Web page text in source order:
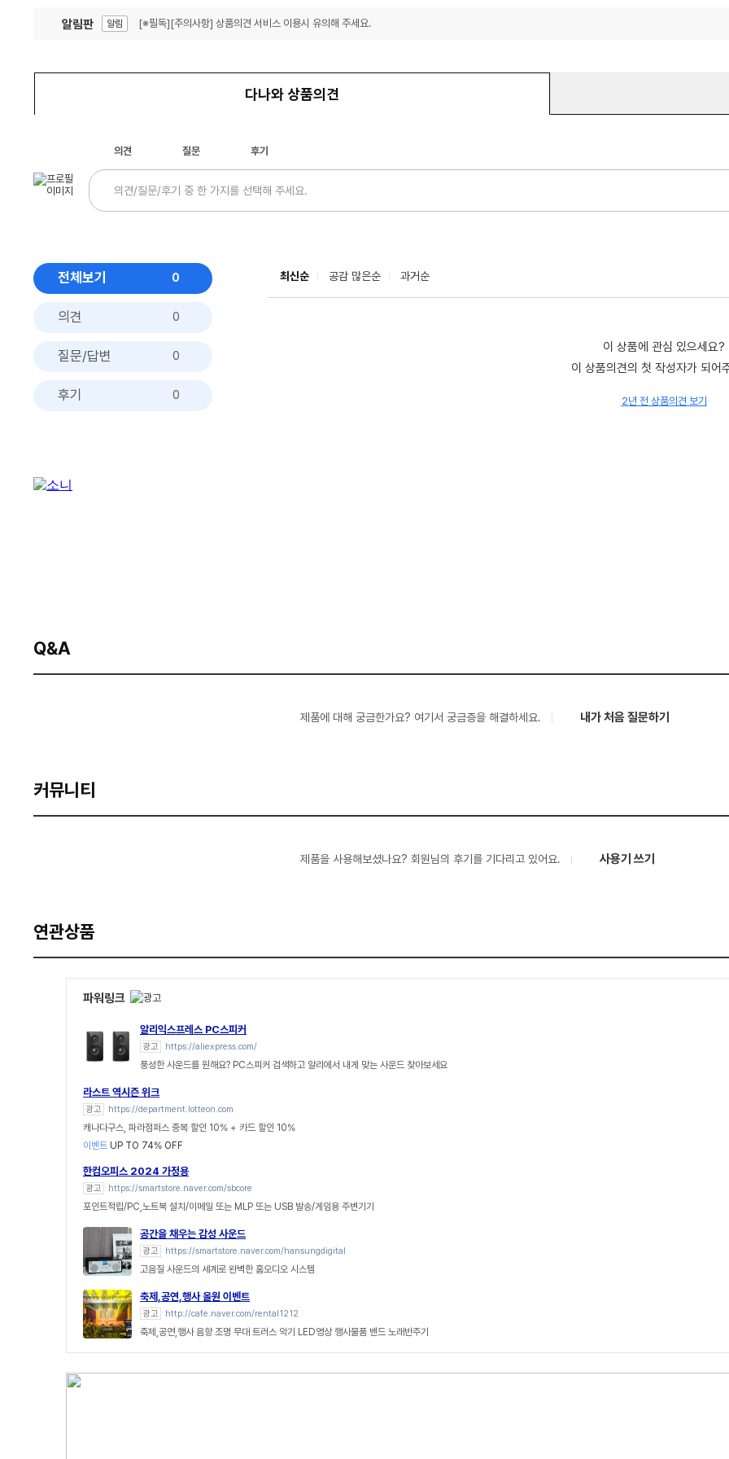
알림판 알림 [※필독][주의사항] 상품의견 서비스 이용시 유의해 주세요.
다나와 상품의견
의견 질문 후기
전체보기 0
의견 0
질문/답변 0
후기 0
최신순 공감 많은순 과거순
이 상품에 관심 있으세요?
이 상품의견의 첫 작성자가 되어
2년 전 상품의견 보기
Q&A
제품에 대해 궁금한가요? 여기서 궁금증을 해결하세요. 내가 처음 질문하기
커뮤니티
제품을 사용해보셨나요? 회원님의 후기를 기다리고 있어요. 사용기 쓰기
연관상품
파워링크
알리익스프레스 PC스피커
광고 https://aliexpress.com/
풍성한 사운드를 원해요? PC스피커 검색하고 알리에서 내게 맞는 사운드 찾아보세요
라스트 역시즌 위크
광고 https://department.lotteon.com
캐나다구스, 파라점퍼스 중복 할인 10% + 카드 할인 10%
이벤트 UP TO 74% OFF
한컴오피스 2024 가정용
광고 https://smartstore.naver.com/sbcore
포인트적립/PC,노트북 설치/이메일 또는 MLP 또는 USB 발송/게임용 주변기기
공간을 채우는 감성 사운드
광고 https://smartstore.naver.com/hansungdigital
고음질 사운드의 세계로 완벽한 홈오디오 시스템
축제,공연,행사 올원 이벤트
광고 http://cafe.naver.com/rental1212
축제,공연,행사 음향 조명 무대 트러스 악기 LED영상 행사물품 밴드 노래반주기